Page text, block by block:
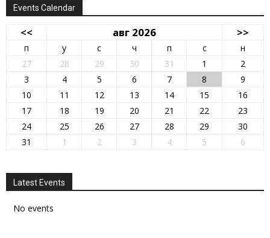
Events Calendar
<< авг 2026 >>
п у с ч п с
н
27
28 29 30 31 1
2
3
4 5 6 7 8
9
10
11 12 13 14 15
16
17
18 19 20 21 22
23
24
25 26 27 28 29
30
31
1 2 3 4 5 6
Latest Events
No events